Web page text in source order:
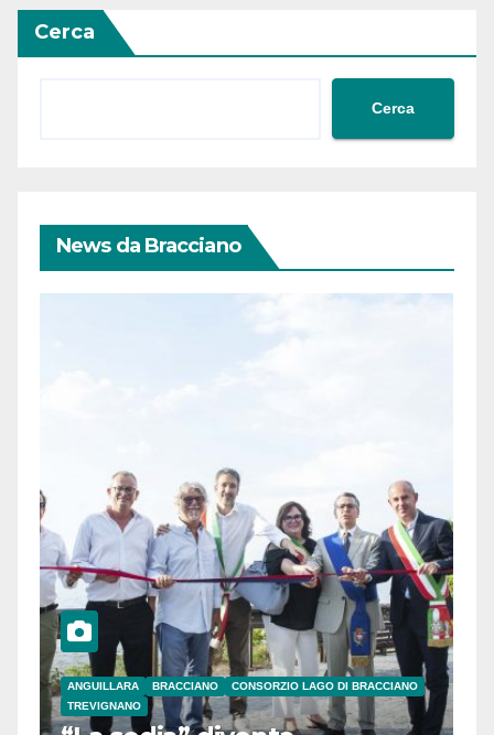
Cerca
Cerca
News da Bracciano
ANGUILLARA BRACCIANO
CONSORZIO LAGO DI BRACCIANO
TREVIGNANO